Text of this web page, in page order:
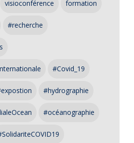
visioconférence formation
#recherche
#Covid_19
#hydrographie
#océanographie